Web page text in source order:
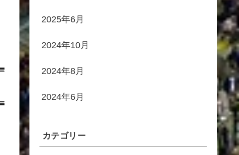
2025年6月
2024年10月
2024年8月
2024年6月
カテゴリー